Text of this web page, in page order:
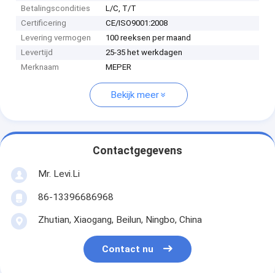
Betalingscondities
L/C, T/T
Certificering
CE/ISO9001:2008
Levering vermogen
100 reeksen per maand
Levertijd
25-35 het werkdagen
Merknaam
MEPER
Bekijk meer
Contactgegevens
Mr. Levi.Li
86-13396686968
Zhutian, Xiaogang, Beilun, Ningbo, China
Contact nu